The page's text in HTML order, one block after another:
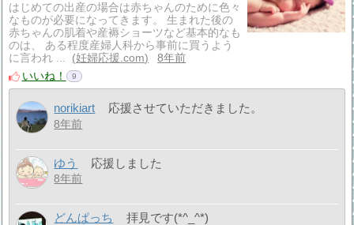
はじめての出産の場合は赤ちゃんのために色々
なものが必要になってきます。 生まれた後の
赤ちゃんの肌着や産褥ショーツなど基本的なも
のは、 ある程度産婦人科から事前に買うよう
に言われ ...
妊婦応援.com
8年前
いいね！
9
norikiart 応援させていただきました。
8年前
ゆう 応援しました
8年前
どんぱっち 拝見です(*^_^*)